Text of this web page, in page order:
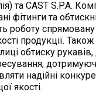
та CAST S.P.A.
фітинги та
роботу
продукції.
обтиску
надійні
якості.